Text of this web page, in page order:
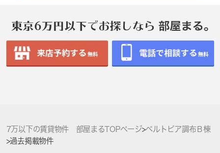
7万以下の賃貸物件 部屋まるTOPページ>ベルトピア調布Ｂ棟
>過去掲載物件